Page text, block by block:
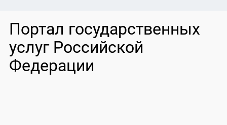
Портал государственных
услуг Российской
Федерации